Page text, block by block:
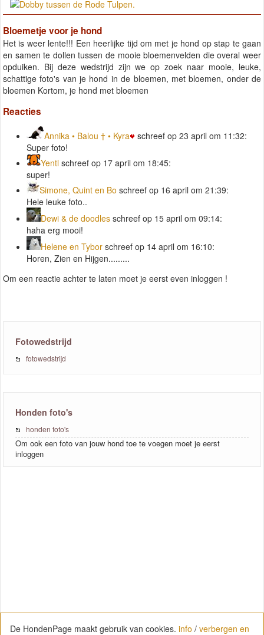
Bloemetje voor je hond
Het is weer lente!!! Een heerlijke tijd om met je hond op stap te gaan
en samen te dollen tussen de mooie bloemenvelden die overal weer
opduiken. Bij deze wedstrijd zijn we op zoek naar mooie, leuke,
schattige foto's van je hond in de bloemen, met bloemen, onder de
bloemen Kortom, je hond met bloemen
Reacties
Annika • Balou † • Kyra
schreef op 23 april om 11:32:
Super foto!
Yentl schreef op 17 april om 18:45:
super!
Simone, Quint en Bo schreef op 16 april om 21:39:
Hele leuke foto..
Dewi & de doodles schreef op 15 april om 09:14:
haha erg mooi!
Helene en Tybor schreef op 14 april om 16:10:
Horen, Zien en Hijgen.........
Om een reactie achter te laten moet je eerst even inloggen !
Fotowedstrijd
fotowedstrijd
Honden foto's
honden foto's
Om ook een foto van jouw hond toe te voegen moet je eerst
inloggen
De HondenPage maakt gebruik van cookies. info / verbergen en